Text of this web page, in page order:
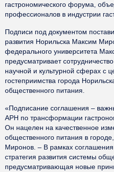
гастрономического форума,
профессионалов в индустрии
Подписи под документом
развития Норильска Максим
федерального университета
предусматривает
научной и культурной сферах с
гостеприимства города
общественного питания.
«Подписание соглашения –
АРН по трансформации
Он нацелен на качественное
общественного питания в
Миронов. – В рамках
стратегия развития системы
предусматривающая новые